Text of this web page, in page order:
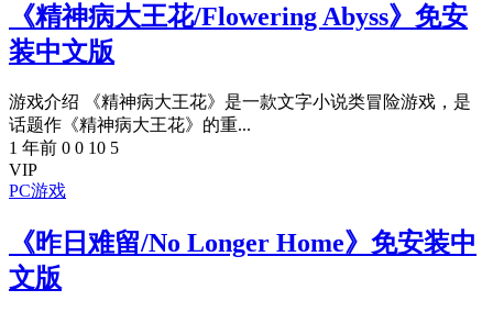
《精神病大王花/Flowering Abyss》免安
装中文版
游戏介绍 《精神病大王花》是一款文字小说类冒险游戏，是
话题作《精神病大王花》的重...
1 年前 0 0 10 5
VIP
PC游戏
《昨日难留/No Longer Home》免安装中
文版